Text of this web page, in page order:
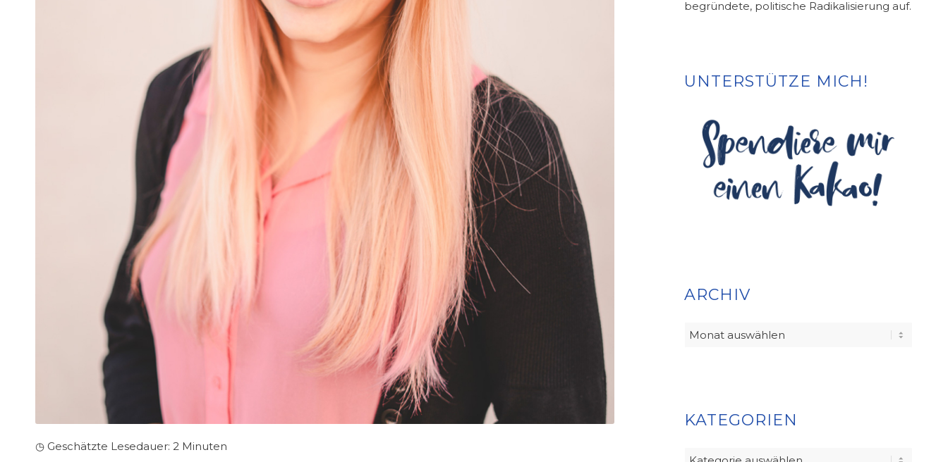
◷ Geschätzte Lesedauer: 2 Minuten
begründete, politische Radikalisierung auf.
UNTERSTÜTZE MICH!
ARCHIV
KATEGORIEN
Kategorien